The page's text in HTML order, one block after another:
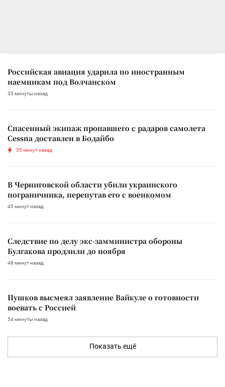
Российская авиация ударила по иностранным
наемникам под Волчанском
33 минуты назад
Спасенный экипаж пропавшего с радаров самолета
Cessna доставлен в Бодайбо
35 минут назад
В Черниговской области убили украинского
пограничника, перепутав его с военкомом
45 минут назад
Следствие по делу экс-замминистра обороны
Булгакова продлили до ноября
48 минут назад
Пушков высмеял заявление Вайкуле о готовности
воевать с Россией
54 минуты назад
Показать ещё